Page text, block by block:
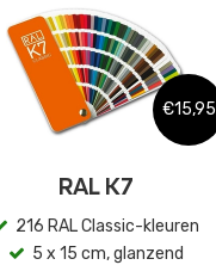
€15,95
RAL K7
216 RAL Classic-kleuren
5 x 15 cm, glanzend